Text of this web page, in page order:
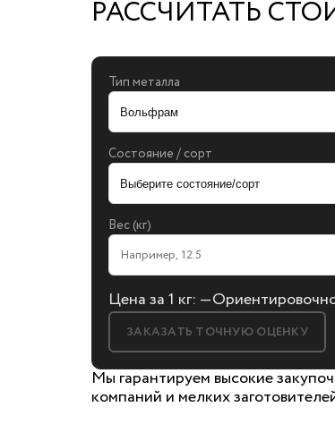
РАССЧИТАТЬ
Тип металла
Состояние / сорт
Вес (кг)
Цена за 1 кг: —
ЗАКАЗАТЬ ТОЧНУЮ ОЦЕНКУ
Мы гарантируем высокие
компаний и мелких